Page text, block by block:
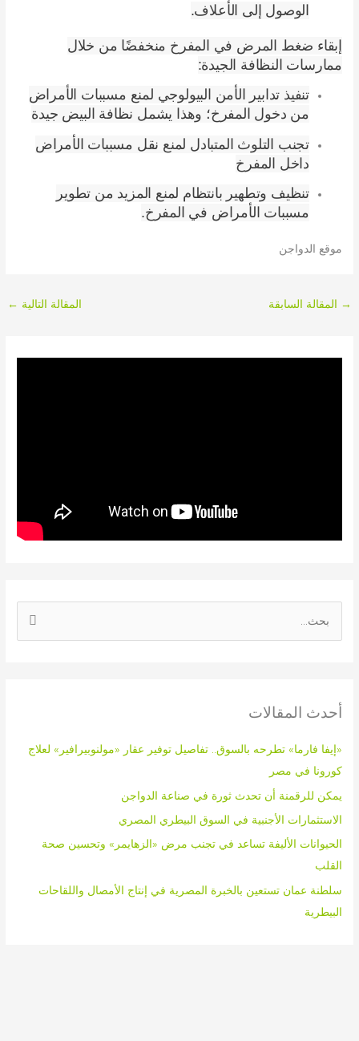
الوصول إلى الأعلاف.
إبقاء ضغط المرض في المفرخ منخفضًا من خلال
ممارسات النظافة الجيدة:
تنفيذ تدابير الأمن البيولوجي لمنع مسببات الأمراض
من دخول المفرخ؛ وهذا يشمل نظافة البيض جيدة
تجنب التلوث المتبادل لمنع نقل مسببات الأمراض
داخل المفرخ
تنظيف وتطهير بانتظام لمنع المزيد من تطوير
مسببات الأمراض في المفرخ.
موقع الدواجن
المقالة السابقة المقالة التالية←
أحدث المقالات
«إيفا فارما» تطرحه بالسوق.. تفاصيل توفير عقار «مولنوبيرافير» لعلاج
كورونا في مصر
يمكن للرقمنة أن تحدث ثورة في صناعة الدواجن
الاستثمارات الأجنبية في السوق البيطري المصري
الحيوانات الأليفة تساعد في تجنب مرض «الزهايمر» وتحسين صحة
القلب
سلطنة عمان تستعين بالخبرة المصرية في إنتاج الأمصال واللقاحات
البيطرية